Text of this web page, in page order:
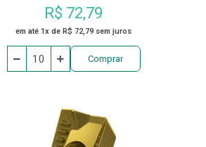
R$ 72,79
em até 1x de R$ 72,79 sem juros
Comprar